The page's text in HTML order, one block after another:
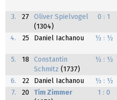
3.
27
Oliver Spielvogel
(1304)
0 : 1
4. 25 Daniel Iachanou ½ : ½
5.
18
Constantin
Schmitz (1737)
½ : ½
6. 22 Daniel Iachanou ½ : ½
7.
20
Tim Zimmer
1 : 0